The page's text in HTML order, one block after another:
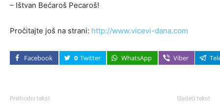
– Ištvan Bećaroš Pecaroš!
Pročitajte još na strani: http://www.vicevi-dana.com
Facebook 0 Twitter WhatsApp Viber
Prethodni tekst Sledeći tekst